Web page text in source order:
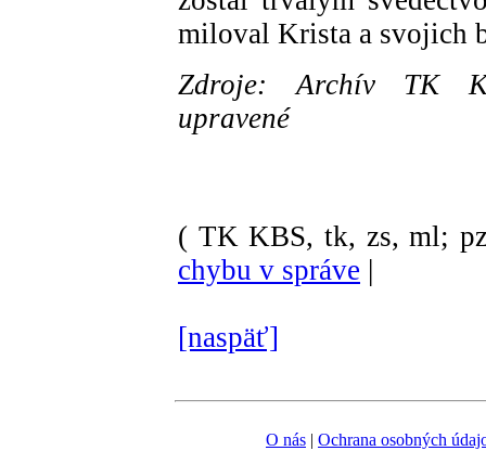
miloval Krista a svojich
Zdroje: Archív TK
upravené
( TK KBS, tk, zs, ml;
chybu v správe |
[naspäť]
O nás | Ochrana osobných